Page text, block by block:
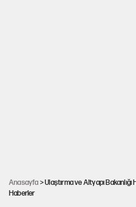
Anasayfa > Ulaştırma ve Altyapı
Haberler
İstanbul Boğazı’nda
açıldı